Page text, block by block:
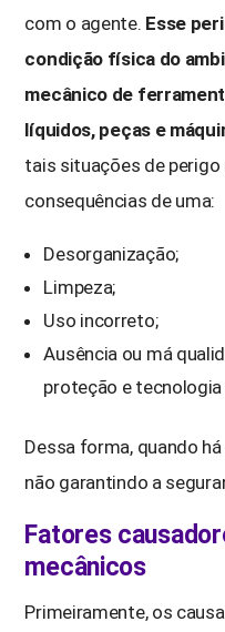
com o agente. Esse
condição física do
mecânico de
líquidos, peças e
tais situações de
consequências de uma:
Desorganização;
Limpeza;
Uso incorreto;
Ausência ou má
proteção e tecnologia
Dessa forma, quando
não garantindo a
Fatores
mecânicos
Primeiramente, os